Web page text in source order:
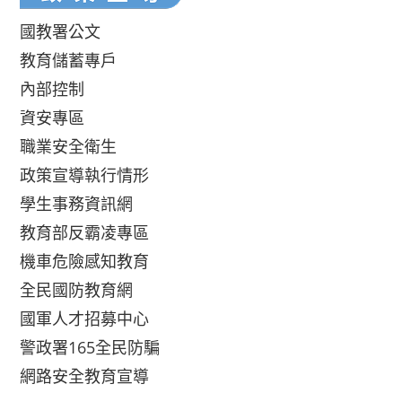
國教署公文
教育儲蓄專戶
內部控制
資安專區
職業安全衛生
政策宣導執行情形
學生事務資訊網
教育部反霸凌專區
機車危險感知教育
全民國防教育網
國軍人才招募中心
警政署165全民防騙
網路安全教育宣導